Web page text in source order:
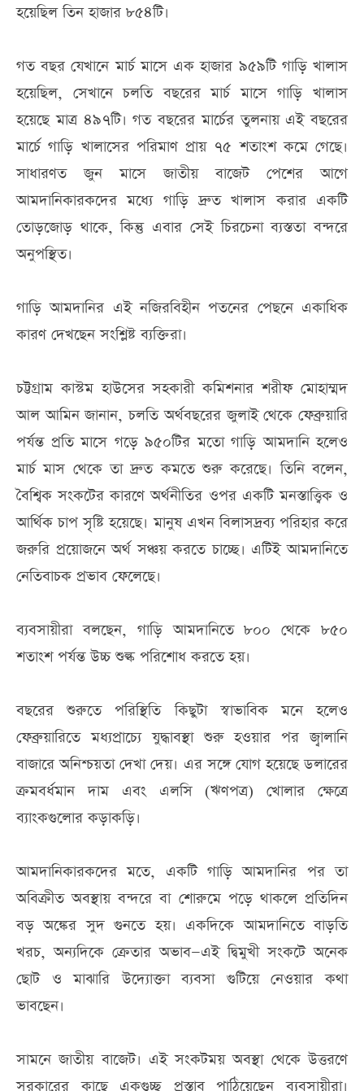
হয়েছিল তিন হাজার ৮৫৪টি।
গত বছর যেখানে মার্চ মাসে এক হাজার ৯৫৯টি গাড়ি খালাস
হয়েছিল, সেখানে চলতি বছরের মার্চ মাসে গাড়ি খালাস
হয়েছে মাত্র ৪৯৭টি। গত বছরের মার্চের তুলনায় এই বছরের
মার্চে গাড়ি খালাসের পরিমাণ প্রায় ৭৫ শতাংশ কমে গেছে।
সাধারণত জুন মাসে জাতীয় বাজেট পেশের আগে
আমদানিকারকদের মধ্যে গাড়ি দ্রুত খালাস করার একটি
তোড়জোড় থাকে, কিন্তু এবার সেই চিরচেনা ব্যস্ততা বন্দরে
অনুপস্থিত।
গাড়ি আমদানির এই নজিরবিহীন পতনের পেছনে একাধিক
কারণ দেখছেন সংশ্লিষ্ট ব্যক্তিরা।
চট্টগ্রাম কাস্টম হাউসের সহকারী কমিশনার শরীফ মোহাম্মদ
আল আমিন জানান, চলতি অর্থবছরের জুলাই থেকে ফেব্রুয়ারি
পর্যন্ত প্রতি মাসে গড়ে ৯৫০টির মতো গাড়ি আমদানি হলেও
মার্চ মাস থেকে তা দ্রুত কমতে শুরু করেছে। তিনি বলেন,
বৈশ্বিক সংকটের কারণে অর্থনীতির ওপর একটি মনস্তাত্ত্বিক ও
আর্থিক চাপ সৃষ্টি হয়েছে। মানুষ এখন বিলাসদ্রব্য পরিহার করে
জরুরি প্রয়োজনে অর্থ সঞ্চয় করতে চাচ্ছে। এটিই আমদানিতে
নেতিবাচক প্রভাব ফেলেছে।
ব্যবসায়ীরা বলছেন, গাড়ি আমদানিতে ৮০০ থেকে ৮৫০
শতাংশ পর্যন্ত উচ্চ শুল্ক পরিশোধ করতে হয়।
বছরের শুরুতে পরিস্থিতি কিছুটা স্বাভাবিক মনে হলেও
ফেব্রুয়ারিতে মধ্যপ্রাচ্যে যুদ্ধাবস্থা শুরু হওয়ার পর জ্বালানি
বাজারে অনিশ্চয়তা দেখা দেয়। এর সঙ্গে যোগ হয়েছে ডলারের
ক্রমবর্ধমান দাম এবং এলসি (ঋণপত্র) খোলার ক্ষেত্রে
ব্যাংকগুলোর কড়াকড়ি।
আমদানিকারকদের মতে, একটি গাড়ি আমদানির পর তা
অবিক্রীত অবস্থায় বন্দরে বা শোরুমে পড়ে থাকলে প্রতিদিন
বড় অঙ্কের সুদ গুনতে হয়। একদিকে আমদানিতে বাড়তি
খরচ, অন্যদিকে ক্রেতার অভাব—এই দ্বিমুখী সংকটে অনেক
ছোট ও মাঝারি উদ্যোক্তা ব্যবসা গুটিয়ে নেওয়ার কথা
ভাবছেন।
সামনে জাতীয় বাজেট। এই সংকটময় অবস্থা থেকে উত্তরণে
সরকারের কাছে একগুচ্ছ প্রস্তাব পাঠিয়েছেন ব্যবসায়ীরা।